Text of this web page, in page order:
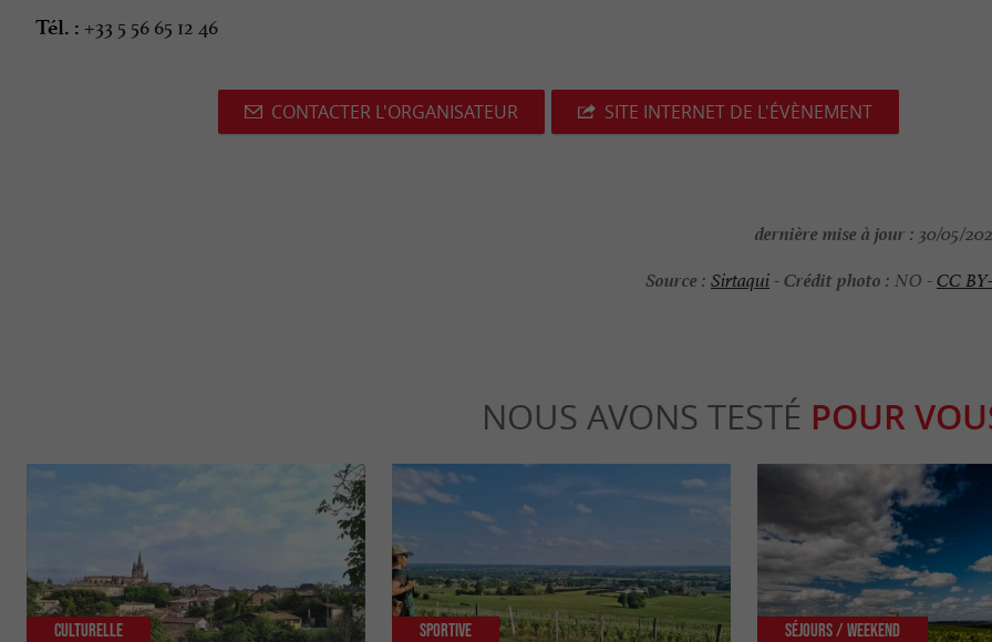
Tél. : +33 5 56 65 12 46
CONTACTER L'ORGANISATEUR SITE INTERNET DE L'ÉVÈNEMENT
dernière mise à jour : 30/05/
Source : Sirtaqui-Crédit photo : NO -CC
NOUS AVONS TESTÉ POUR
Culturelle Sportive Séjours / Weekend